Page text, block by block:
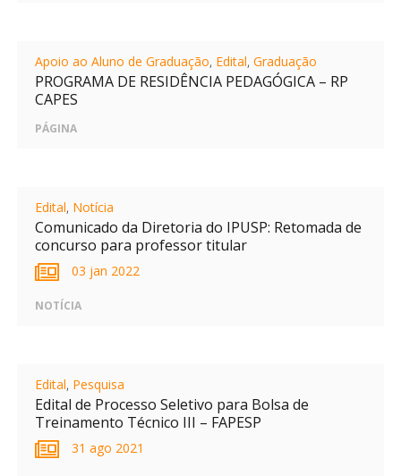
Apoio ao Aluno de Graduação, Edital, Graduação
PROGRAMA DE RESIDÊNCIA PEDAGÓGICA – RP
CAPES
PÁGINA
Edital, Notícia
Comunicado da Diretoria do IPUSP: Retomada de
concurso para professor titular
03 jan 2022
NOTÍCIA
Edital, Pesquisa
Edital de Processo Seletivo para Bolsa de
Treinamento Técnico III – FAPESP
31 ago 2021